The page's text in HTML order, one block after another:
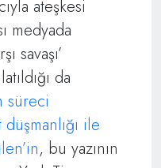
ateşkesi
medyada
savaşı’
da
süreci
ile
, bu yazının